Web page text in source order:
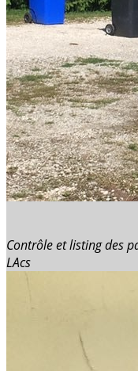
Contrôle et listing des
LAcs